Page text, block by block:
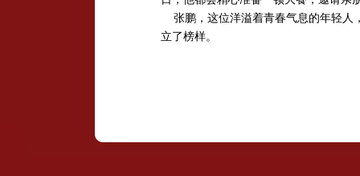
张鹏，这位洋溢着青春气息的年轻人
立了榜样。